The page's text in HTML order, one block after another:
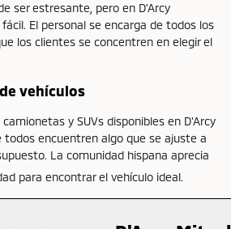
ser estresante, pero en D'Arcy
El personal se encarga de todos los
los clientes se concentren en elegir el
vehículos
y SUVs disponibles en D'Arcy
todos encuentren algo que se ajuste a
La comunidad hispana aprecia
para encontrar el vehículo ideal.